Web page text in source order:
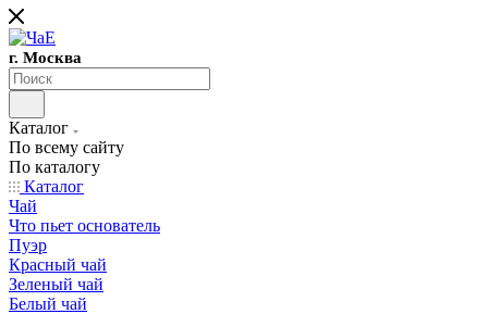
г. Москва
Каталог
По всему сайту
По каталогу
Каталог
Чай
Что пьет основатель
Пуэр
Красный чай
Зеленый чай
Белый чай